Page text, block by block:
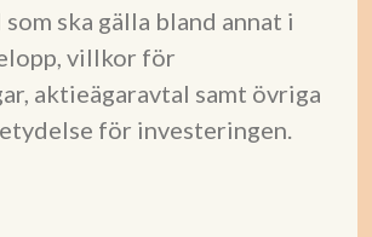
ska gälla bland annat i
villkor för
aktieägaravtal samt övriga
för investeringen.